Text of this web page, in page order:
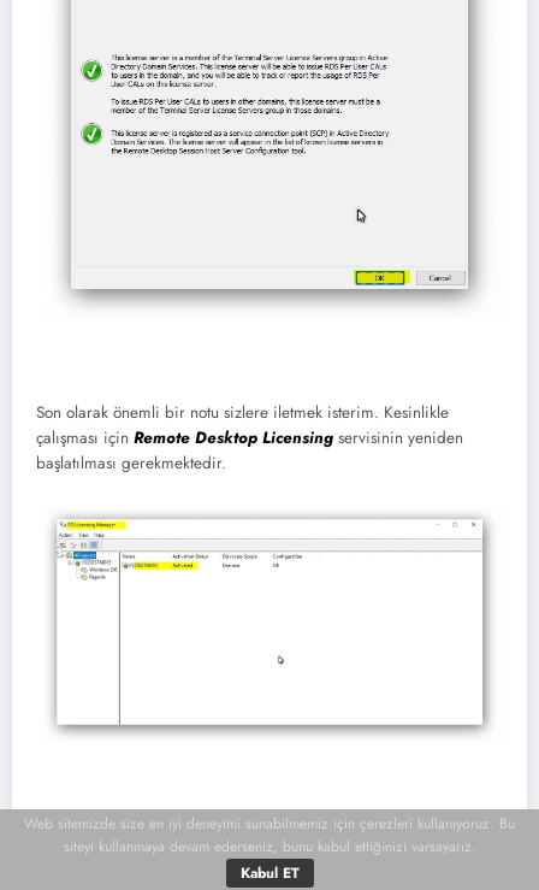
Son olarak önemli bir notu sizlere iletmek isterim. Kesinlikle
çalışması için Remote Desktop Licensing servisinin yeniden
başlatılması gerekmektedir.
Ardından sorunsuz bir şekilde çalışmaya başlayabilirsiniz. İlk
kurulum sonrasında 120 gün süre ile sınırsız sayıdaremote
yapılabilmektedir.
Web sitemizde size en iyi deneyimi sunabilmemiz için çerezleri kullanıyoruz. Bu
siteyi kullanmaya devam ederseniz, bunu kabul ettiğinizi varsayarız.
Kabul ET